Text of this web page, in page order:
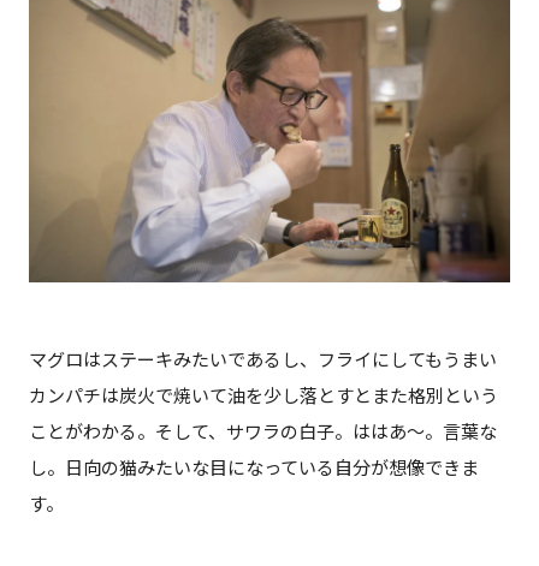
マグロはステーキみたいであるし、フライにしてもうまい
カンパチは炭火で焼いて油を少し落とすとまた格別という
ことがわかる。そして、サワラの白子。ははあ～。言葉な
し。日向の猫みたいな目になっている自分が想像できま
す。